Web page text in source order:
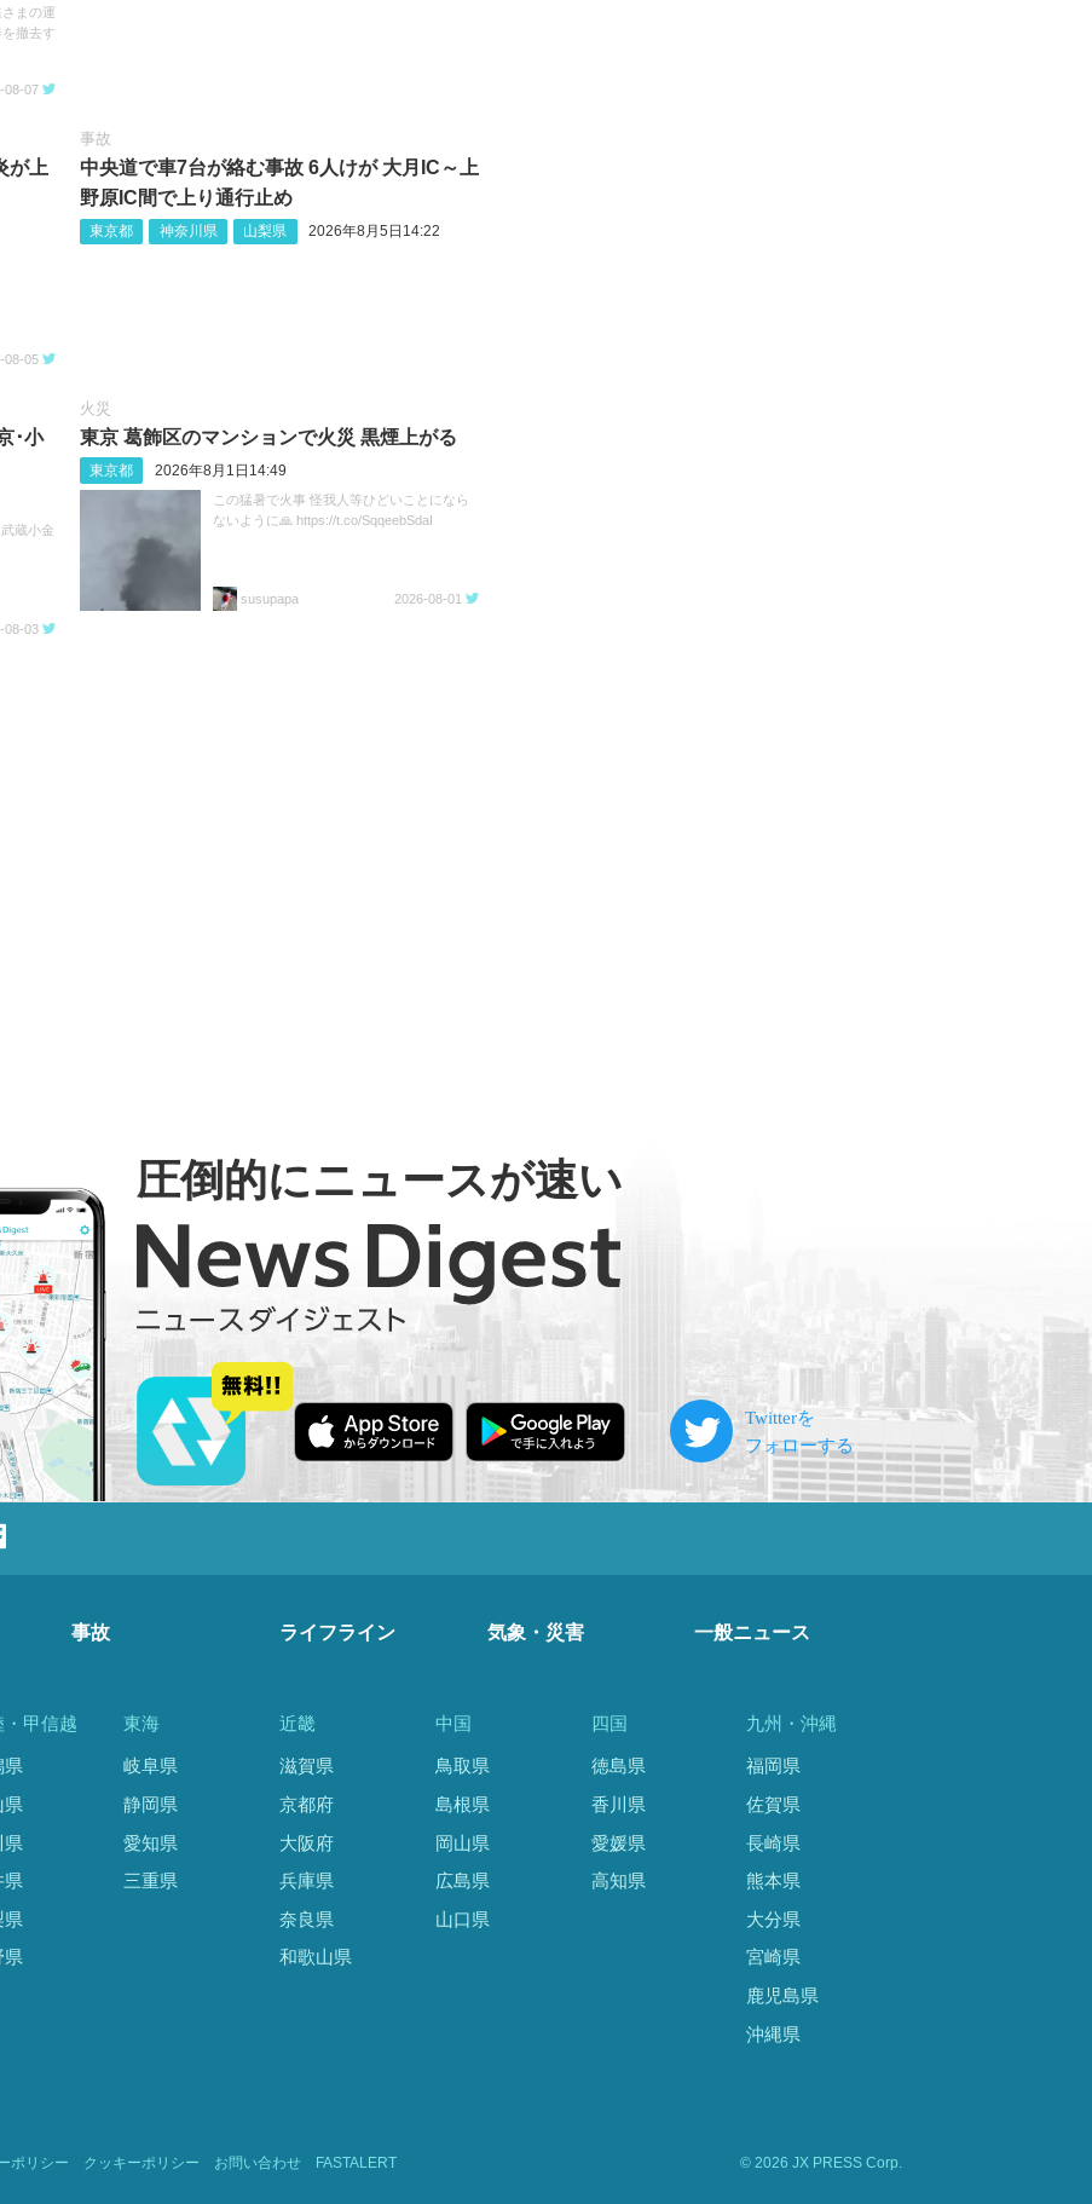
まの運
撤去す
08-07
が上
08-05
事故
中央道で車7台が絡む事故 6人けが 大月IC～上
野原IC間で上り通行止め
東京都 神奈川県 山梨県 2026年8月5日14:22
･小
蔵小金
08-03
火災
東京 葛飾区のマンションで火災 黒煙上がる
東京都 2026年8月1日14:49
この猛暑で火事 怪我人等ひどいことになら
ないように🙏 https://t.co/SqqeebSdaI
susupapa 2026-08-01
圧倒的にニュースが速い
事故 ライフライン 気象・災害 一般ニュース
・甲信越
県
県
県
県
県
県
東海
岐阜県
静岡県
愛知県
三重県
近畿
滋賀県
京都府
大阪府
兵庫県
奈良県
和歌山県
中国
鳥取県
島根県
岡山県
広島県
山口県
四国
徳島県
香川県
愛媛県
高知県
九州・沖縄
福岡県
佐賀県
長崎県
熊本県
大分県
宮崎県
鹿児島県
沖縄県
ポリシー クッキーポリシー お問い合わせ FASTALERT © 2026 JX PRESS Corp.